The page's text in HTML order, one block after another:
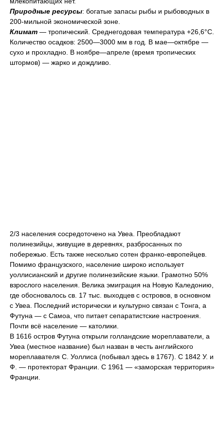
Природные ресурсы: богатые запасы рыбы и рыбоводных в
200-мильной экономической зоне.
Климат — тропический. Среднегодовая температура +26,6°С.
Количество осадков: 2500—3000 мм в год. В мае—октябре —
сухо и прохладно. В ноябре—апреле (время тропических
штормов) — жарко и дождливо.
2/3 населения сосредоточено на Увеа. Преобладают
полинезийцы, живущие в деревнях, разбросанных по
побережью. Есть также несколько сотен франко-европейцев.
Помимо французского, население широко использует
уоллисианский и другие полинезийские языки. Грамотно 50%
взрослого населения. Велика эмиграция на Новую Каледонию,
где обосновалось св. 17 тыс. выходцев с островов, в основном
с Увеа. Последний исторически и культурно связан с Тонга, а
Футуна — с Самоа, что питает сепаратистские настроения.
Почти всё население — католики.
В 1616 остров Футуна открыли голландские мореплаватели, а
Увеа (местное название) был назван в честь английского
мореплавателя С. Уоллиса (побывал здесь в 1767). С 1842 У. и
Ф. — протекторат Франции. С 1961 — «заморская территория»
Франции.